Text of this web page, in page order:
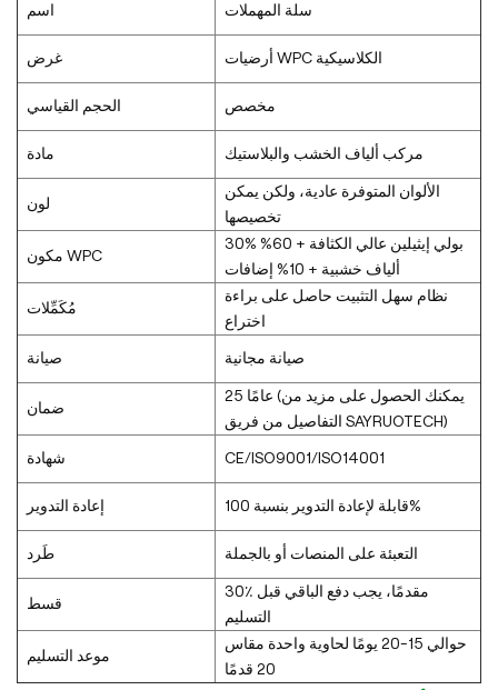
اسم سلة المهملات
غرض أرضيات WPC الكلاسيكية
الحجم القياسي مخصص
مادة مركب ألياف الخشب والبلاستيك
لون
الألوان المتوفرة عادية، ولكن يمكن
تخصيصها
مكون WPC
30% بولي إيثيلين عالي الكثافة + 60%
ألياف خشبية + 10% إضافات
مُكَمِّلات
نظام سهل التثبيت حاصل على براءة
اختراع
صيانة صيانة مجانية
ضمان
25 عامًا (يمكنك الحصول على مزيد من
التفاصيل من فريق SAYRUOTECH)
شهادة CE/ISO9001/ISO14001
إعادة التدوير قابلة لإعادة التدوير بنسبة 100%
طَرد التعبئة على المنصات أو بالجملة
قسط
30٪ مقدمًا، يجب دفع الباقي قبل
التسليم
موعد التسليم
حوالي 15-20 يومًا لحاوية واحدة مقاس
20 قدمًا